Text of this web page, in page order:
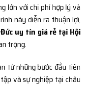
lớn với chi phí hợp lý và
này diễn ra thuận lợi,
uy tín giá rẻ tại Hội
trọng.
từ những bước đầu tiên
và sự nghiệp tại châu